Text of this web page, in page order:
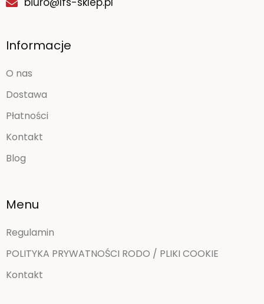
Informacje
O nas
Dostawa
Płatności
Kontakt
Blog
Menu
Regulamin
POLITYKA PRYWATNOŚCI RODO / PLIKI COOKIE
Kontakt